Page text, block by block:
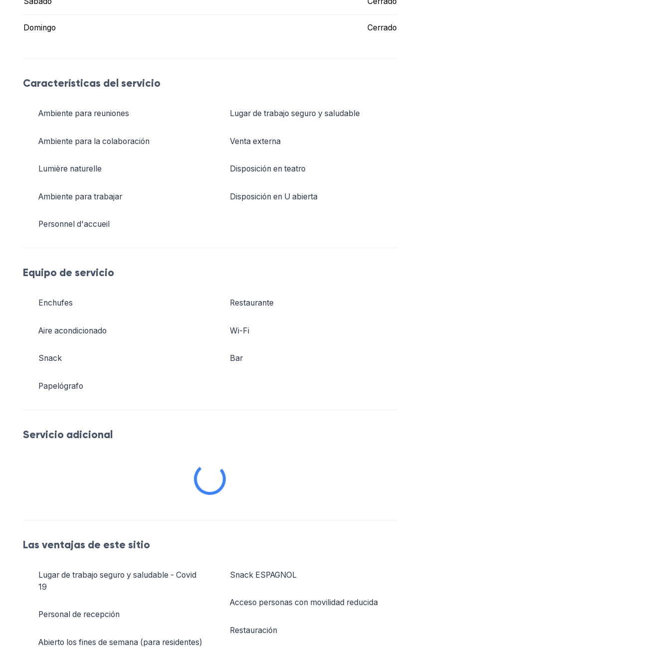
Domingo Cerrado
Características del servicio
Ambiente para reuniones
Ambiente para la colaboración
Lumière naturelle
Ambiente para trabajar
Personnel d'accueil
Lugar de trabajo seguro y saludable
Venta externa
Disposición en teatro
Disposición en U abierta
Equipo de servicio
Enchufes
Aire acondicionado
Snack
Papelógrafo
Restaurante
Wi-Fi
Bar
Servicio adicional
Las ventajas de este sitio
Lugar de trabajo seguro y saludable - Covid
19
Personal de recepción
Abierto los fines de semana (para residentes)
Snack ESPAGNOL
Acceso personas con movilidad reducida
Restauración